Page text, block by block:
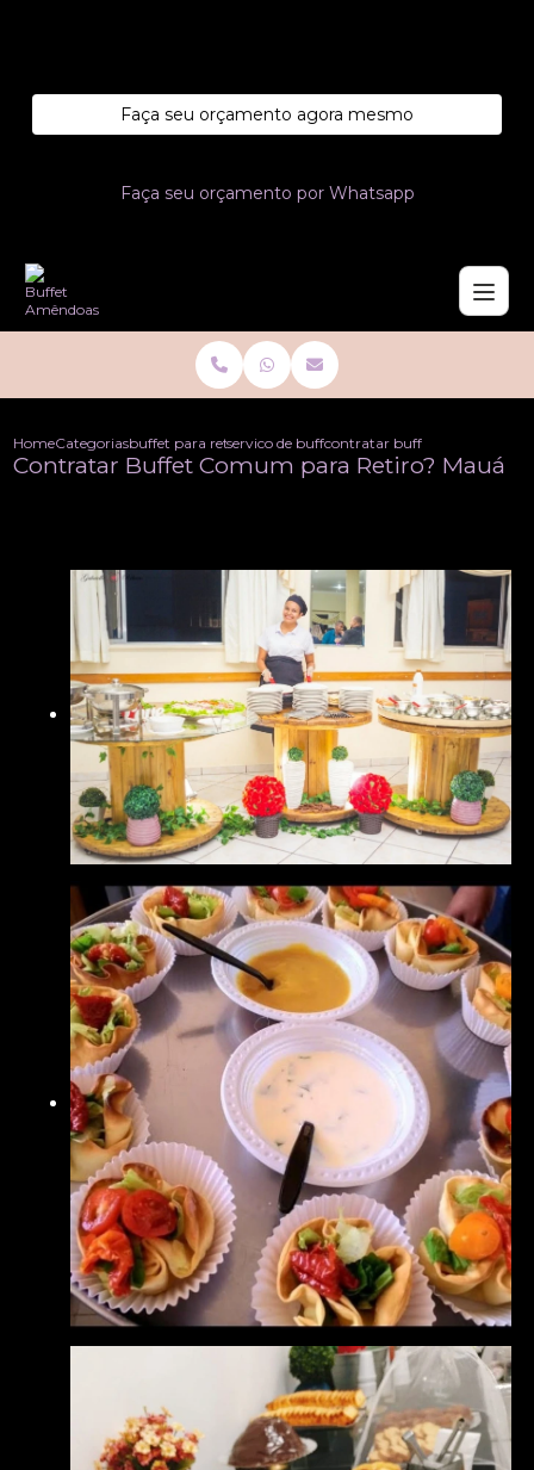
Faça seu orçamento agora mesmo
Faça seu orçamento por Whatsapp
HomeCategoriasbuffet para retirosservico de buffet para retiroscontratar buffet comum para
Contratar Buffet Comum para Retiro? Mauá